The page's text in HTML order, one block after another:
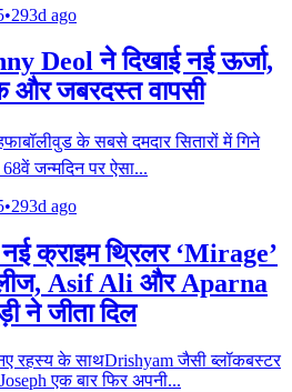
•293d ago
Deol ने दिखाई नई ऊर्जा,
और जबरदस्त वापसी
के सबसे दमदार सितारों में गिने
जन्मदिन पर ऐसा...
•293d ago
क्राइम थ्रिलर ‘Mirage’
Asif Ali और Aparna
ने जीता दिल
रहस्य के साथDrishyam जैसी ब्लॉकबस्टर
एक बार फिर अपनी...